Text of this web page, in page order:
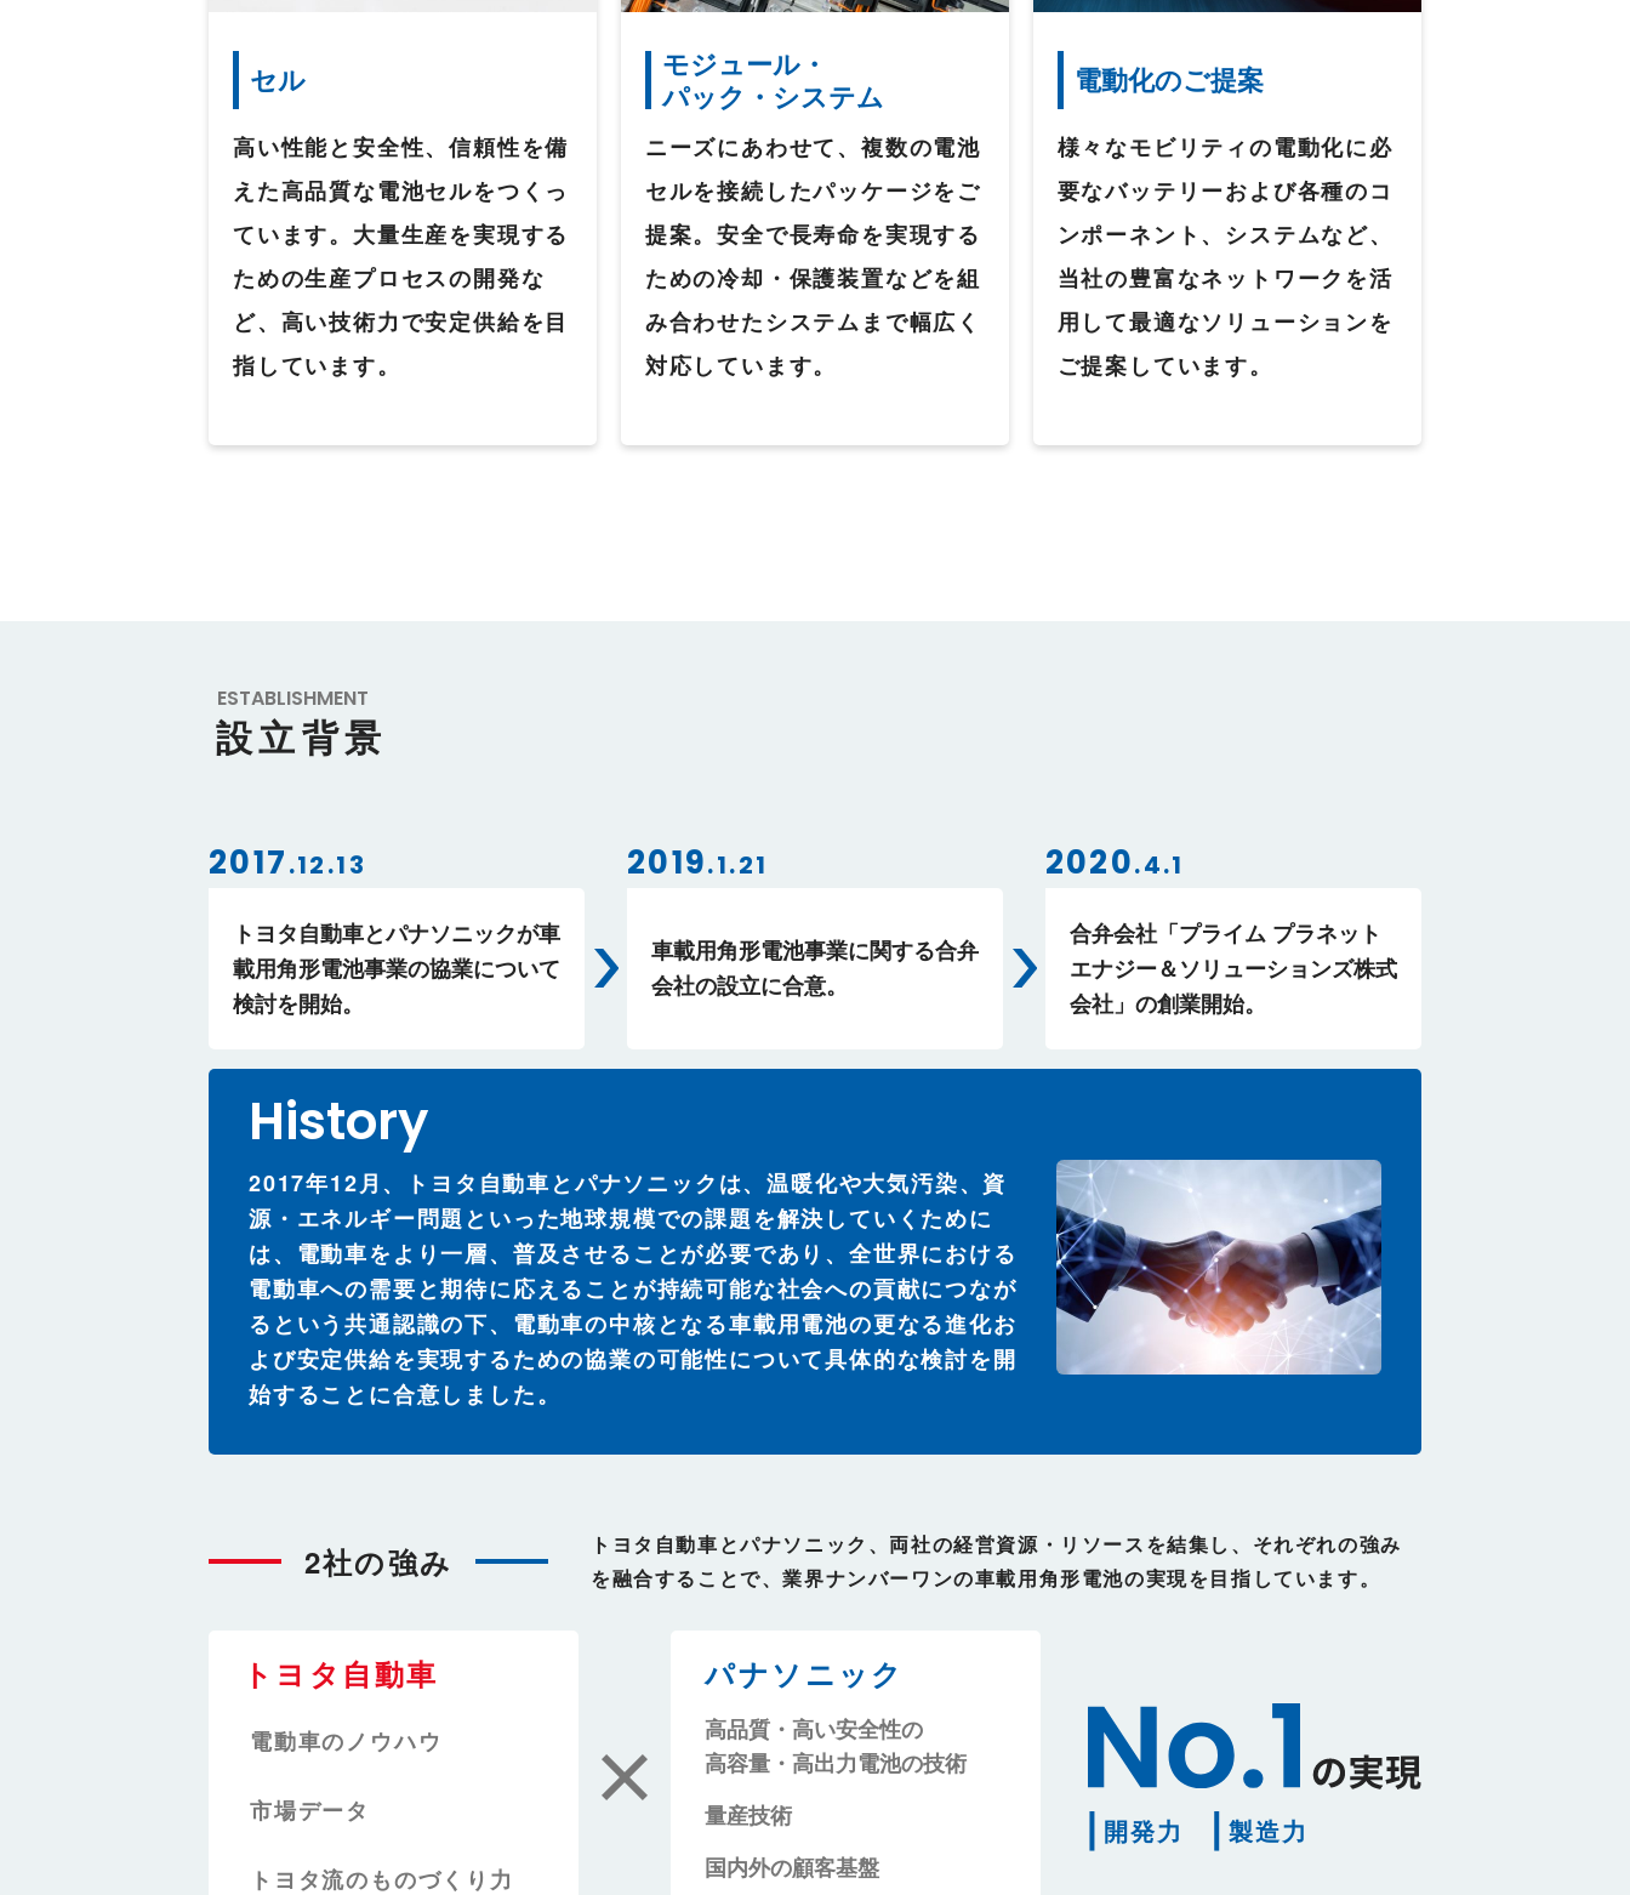
セル
高い性能と安全性、信頼性を備
えた高品質な電池セルをつくっ
ています。大量生産を実現する
ための生産プロセスの開発な
ど、高い技術力で安定供給を目
指しています。
モジュール・
パック・システム
ニーズにあわせて、複数の電池
セルを接続したパッケージをご
提案。安全で長寿命を実現する
ための冷却・保護装置などを組
み合わせたシステムまで幅広く
対応しています。
電動化のご提案
様々なモビリティの電動化に必
要なバッテリーおよび各種のコ
ンポーネント、システムなど、
当社の豊富なネットワークを活
用して最適なソリューションを
ご提案しています。
ESTABLISHMENT
設立背景
2017.12.13
トヨタ自動車とパナソニックが車
載用角形電池事業の協業について
検討を開始。
2019.1.21
車載用角形電池事業に関する合弁
会社の設立に合意。
2020.4.1
合弁会社「プライム プラネット
エナジー＆ソリューションズ株式
会社」の創業開始。
History
2017年12月、トヨタ自動車とパナソニックは、温暖化や大気汚染、資
源・エネルギー問題といった地球規模での課題を解決していくために
は、電動車をより一層、普及させることが必要であり、全世界における
電動車への需要と期待に応えることが持続可能な社会への貢献につなが
るという共通認識の下、電動車の中核となる車載用電池の更なる進化お
よび安定供給を実現するための協業の可能性について具体的な検討を開
始することに合意しました。
2社の強み
トヨタ自動車とパナソニック、両社の経営資源・リソースを結集し、それぞれの強み
を融合することで、業界ナンバーワンの車載用角形電池の実現を目指しています。
トヨタ自動車
電動車のノウハウ
市場データ
トヨタ流のものづくり力
パナソニック
高品質・高い安全性の
高容量・高出力電池の技術
量産技術
国内外の顧客基盤